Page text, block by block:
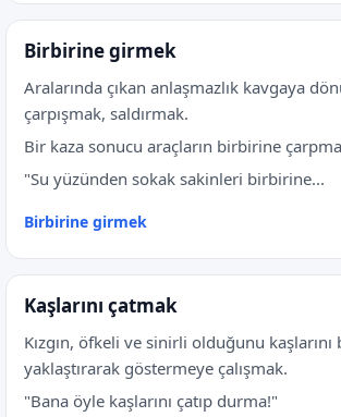
Birbirine girmek
Aralarında çıkan anlaşmazlık kavgaya
çarpışmak, saldırmak.
Bir kaza sonucu araçların birbirine
"Su yüzünden sokak sakinleri birbirine...
Birbirine girmek
Kaşlarını çatmak
Kızgın, öfkeli ve sinirli olduğunu
yaklaştırarak göstermeye çalışmak.
"Bana öyle kaşlarını çatıp durma!"